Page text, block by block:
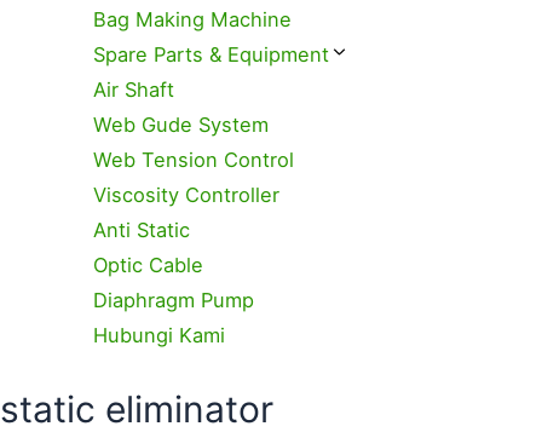
Bag Making Machine
Spare Parts & Equipment
Air Shaft
Web Gude System
Web Tension Control
Viscosity Controller
Anti Static
Optic Cable
Diaphragm Pump
Hubungi Kami
static eliminator